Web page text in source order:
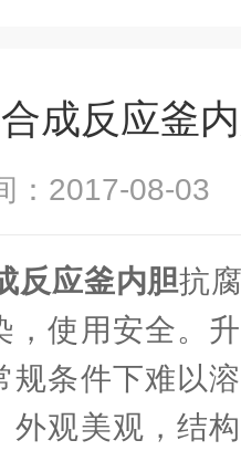
成反应釜
：2017-08-
应釜内胆抗
，使用安全。
规条件下难以
外观美观，结